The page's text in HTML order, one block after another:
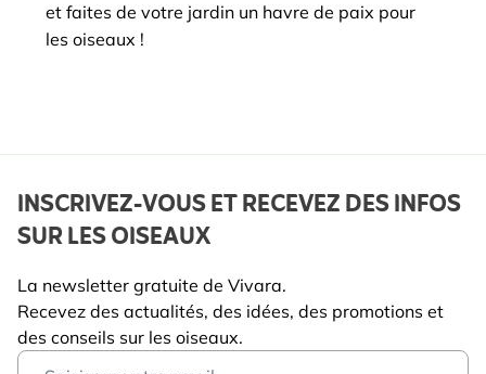
et faites de votre jardin un havre de paix pour
les oiseaux !
INSCRIVEZ-VOUS ET RECEVEZ DES INFOS
SUR LES OISEAUX
La newsletter gratuite de Vivara.
Recevez des actualités, des idées, des promotions et
des conseils sur les oiseaux.
Email Address